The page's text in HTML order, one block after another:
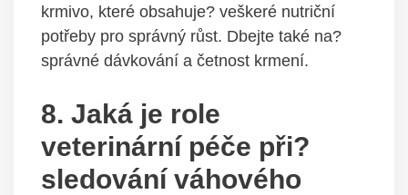
krmivo, které obsahuje? veškeré nutriční
potřeby pro správný růst. Dbejte také na?
správné dávkování a četnost krmení.
8. Jaká je role
veterinární péče při?
sledování váhového